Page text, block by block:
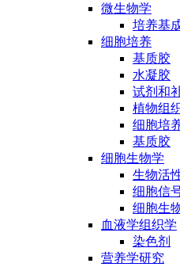
微生物学
培养基
细胞培养
基质胶
水凝胶
试剂和
植物组
细胞培
基质胶
细胞生物学
生物活
细胞信
细胞生
血液学组织学
染色剂
营养学研究